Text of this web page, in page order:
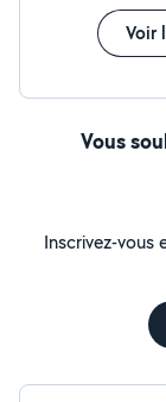
contacter
Voir
Vous
Inscrivez-vous